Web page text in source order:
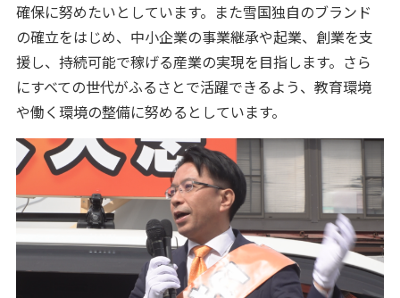
確保に努めたいとしています。また雪国独自のブランド
の確立をはじめ、中小企業の事業継承や起業、創業を支
援し、持続可能で稼げる産業の実現を目指します。さら
にすべての世代がふるさとで活躍できるよう、教育環境
や働く環境の整備に努めるとしています。